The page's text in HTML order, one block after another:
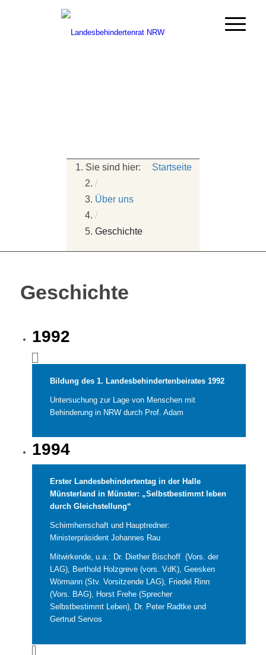
Startseite
/
Über uns
/
Geschichte
Geschichte
1992
Bildung des 1. Landesbehindertenbeirates 1992
Untersuchung zur Lage von Menschen mit
Behinderung in NRW durch Prof. Adam
1994
Erster Landesbehindertentag in der Halle
Münsterland in Münster: „Selbstbestimmt leben
durch Gleichstellung“
Schirmherrschaft und Hauptredner:
Ministerpräsident Johannes Rau
Mitwirkende, u.a.: Dr. Diether Bischoff (Vors. der
LAG), Berthold Holzgreve (vors. VdK), Geesken
Wörmann (Stv. Vorsitzende LAG), Friedel Rinn
(Vors. BAG), Horst Frehe (Sprecher
Selbstbestimmt Leben), Dr. Peter Radtke und
Gertrud Servos